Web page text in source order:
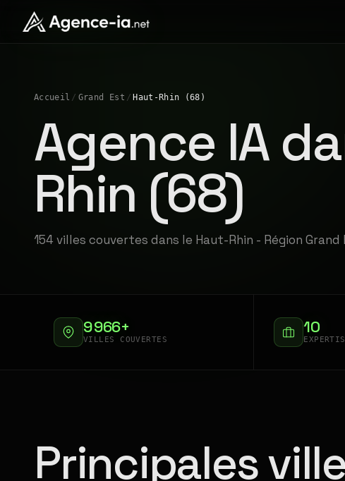
Accueil / Grand Est / Haut-Rhin (68)
Agence IA
Rhin (68)
154 villes couvertes dans le Haut-Rhin - Région Grand
9 966+
VILLES COUVERTES
10
Principales